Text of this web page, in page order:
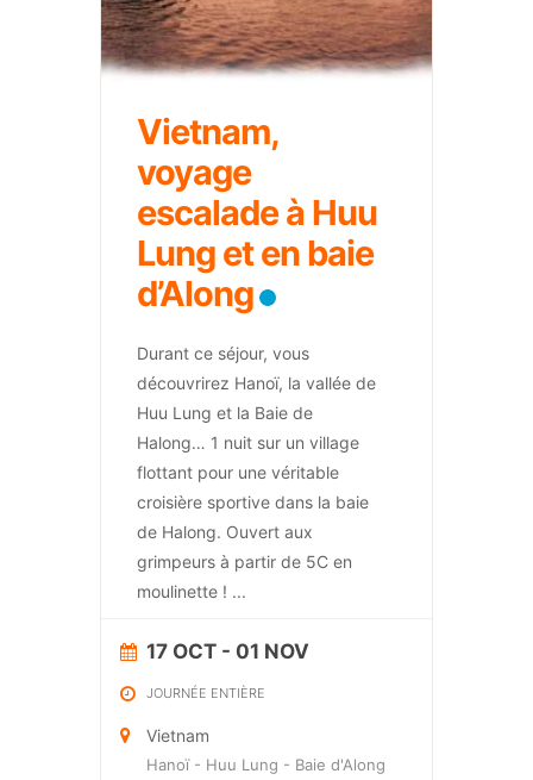
Vietnam,
voyage
escalade à Huu
Lung et en baie
d’Along
Durant ce séjour, vous
découvrirez Hanoï, la vallée de
Huu Lung et la Baie de
Halong… 1 nuit sur un village
flottant pour une véritable
croisière sportive dans la baie
de Halong. Ouvert aux
grimpeurs à partir de 5C en
moulinette ! ...
17 OCT - 01 NOV
JOURNÉE ENTIÈRE
Vietnam
Hanoï - Huu Lung - Baie d'Along